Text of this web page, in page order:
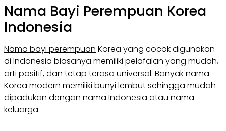
Nama Bayi Perempuan Korea
Indonesia
Nama bayi perempuan Korea yang cocok digunakan
di Indonesia biasanya memiliki pelafalan yang mudah,
arti positif, dan tetap terasa universal. Banyak nama
Korea modern memiliki bunyi lembut sehingga mudah
dipadukan dengan nama Indonesia atau nama
keluarga.